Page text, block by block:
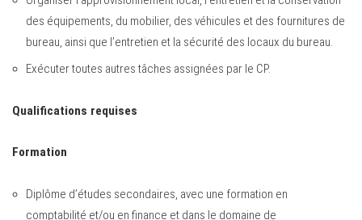
des équipements, du mobilier, des véhicules et des fournitures de
bureau, ainsi que l’entretien et la sécurité des locaux du bureau.
Exécuter toutes autres tâches assignées par le CP.
Qualifications requises
Formation
Diplôme d’études secondaires, avec une formation en
comptabilité et/ou en finance et dans le domaine de